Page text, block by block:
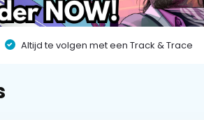
Altijd te volgen met een Track & Trace